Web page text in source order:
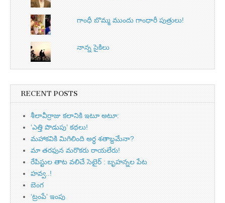
గాంధీ బొమ్మ ముందు గాంధారీ పుత్రులు!
నాన్న సైకిలు
RECENT POSTS
శీలావీర్రాజు కలానికి ఇటూ అటూ:
‘ఎత్తి పొడుపు’ కథలు!
మహాకవికి మిగిలింది అర్ధ శతాబ్దమేనా?
మా తరఫున మరొకరు రాయలేరు!
రేపిస్టుల తాట వలిచే సెటైర్ : బృహన్నల పేట
హవ్వ..!
బెంగ
‘ట్రంపే’ ఇంపు